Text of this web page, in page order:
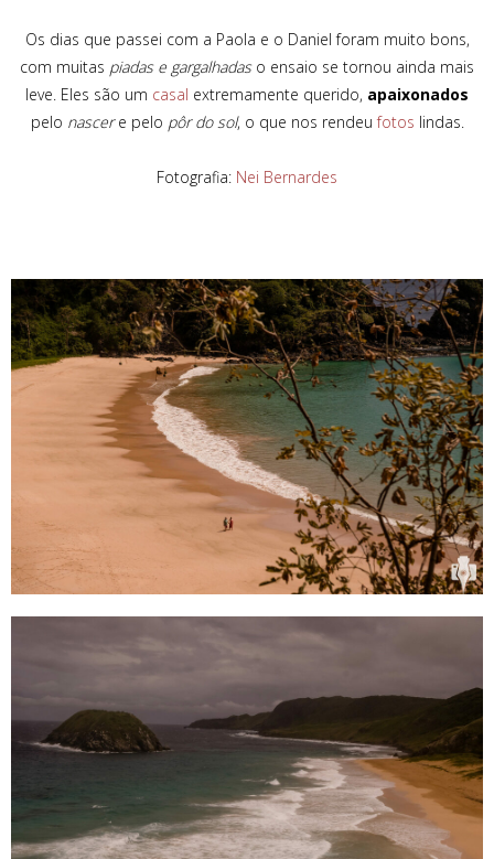
Os dias que passei com a Paola e o Daniel foram muito bons,
com muitas piadas e gargalhadaso ensaio se tornou ainda mais
leve. Eles são um casal extremamente querido, apaixonados
pelo nascere pelo pôr do sol, o que nos rendeufotos lindas.
Fotografia: Nei Bernardes